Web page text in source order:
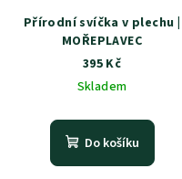
Přírodní svíčka v plechu |
MOŘEPLAVEC
395 Kč
Skladem
Do košíku